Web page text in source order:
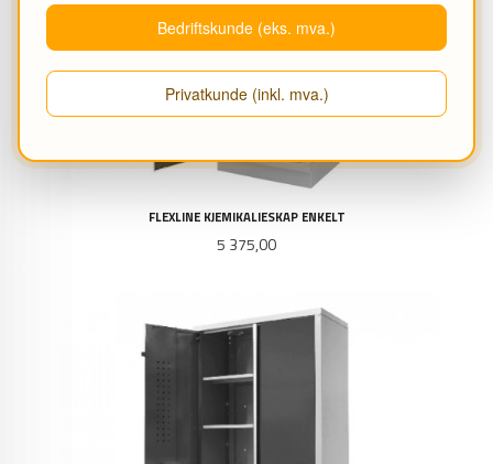
Bedriftskunde (eks. mva.)
Privatkunde (inkl. mva.)
FLEXLINE KJEMIKALIESKAP ENKELT
Pris
5 375,00